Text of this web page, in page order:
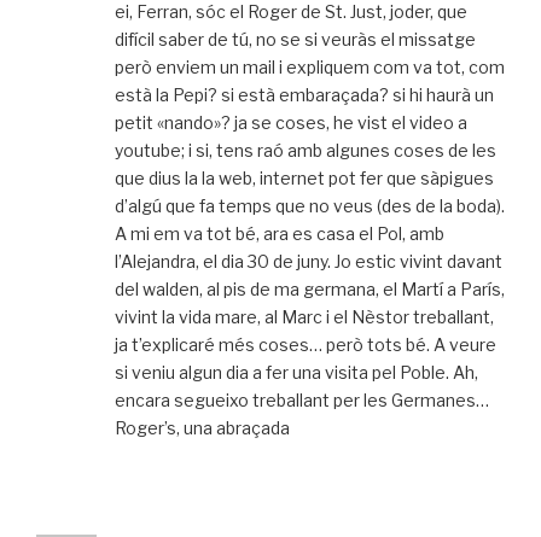
ei, Ferran, sóc el Roger de St. Just, joder, que
difícil saber de tú, no se si veuràs el missatge
però enviem un mail i expliquem com va tot, com
està la Pepi? si està embaraçada? si hi haurà un
petit «nando»? ja se coses, he vist el video a
youtube; i si, tens raó amb algunes coses de les
que dius la la web, internet pot fer que sàpigues
d’algú que fa temps que no veus (des de la boda).
A mi em va tot bé, ara es casa el Pol, amb
l’Alejandra, el dia 30 de juny. Jo estic vivint davant
del walden, al pis de ma germana, el Martí a París,
vivint la vida mare, al Marc i el Nèstor treballant,
ja t’explicaré més coses… però tots bé. A veure
si veniu algun dia a fer una visita pel Poble. Ah,
encara segueixo treballant per les Germanes…
Roger’s, una abraçada